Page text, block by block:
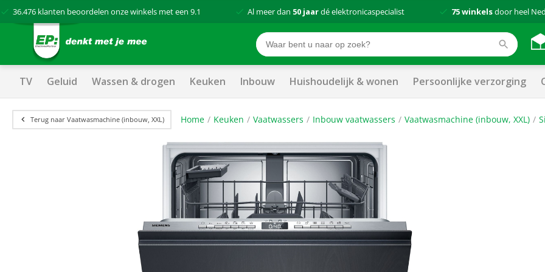
36.476 klanten beoordelen onze winkels met een 9.1 Al meer dan 50 jaardé elektronicaspecialist 75 winkelsdoor heel
TV Geluid Wassen & drogen Keuken Inbouw Huishoudelijk & wonen Persoonlijke verzorging
Terug naar Vaatwasmachine (inbouw, XXL) Home Keuken Vaatwassers Inbouw vaatwassers Vaatwasmachine (inbouw, XXL)